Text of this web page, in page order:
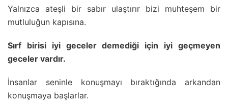
Yalnızca ateşli bir sabır ulaştırır bizi muhteşem bir
mutluluğun kapısına.
Sırf birisi iyi geceler demediği için iyi geçmeyen
geceler vardır.
İnsanlar seninle konuşmayı bıraktığında arkandan
konuşmaya başlarlar.